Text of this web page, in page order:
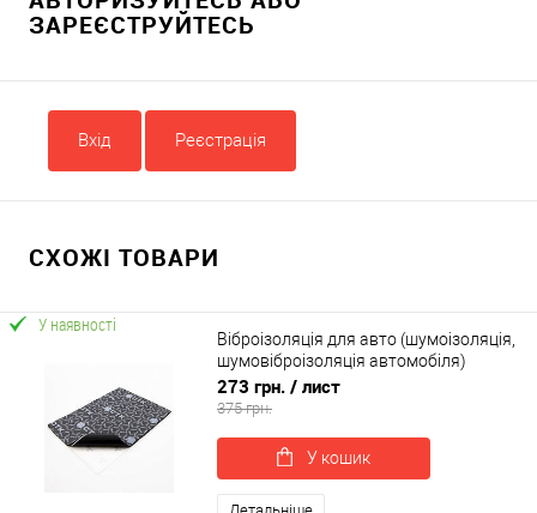
ЗАРЕЄСТРУЙТЕСЬ
Вхід Реєстрація
СХОЖІ ТОВАРИ
У наявності
Віброізоляція для авто (шумоізоляція,
шумовіброізоляція автомобіля)
Acoustics SANDWICH 500х370х8 мм
(56432)
273 грн. / лист
375 грн.
У кошик
Детальніше